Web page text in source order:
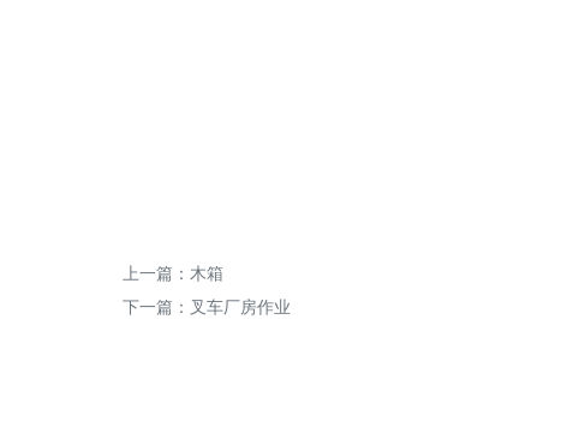
上一篇： 木箱
下一篇： 叉车厂房作业